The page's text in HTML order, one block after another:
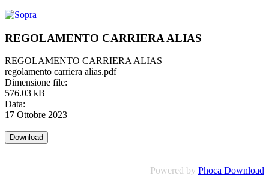
REGOLAMENTO CARRIERA ALIAS
REGOLAMENTO CARRIERA ALIAS
regolamento carriera alias.pdf
Dimensione file:
576.03 kB
Data:
17 Ottobre 2023
Powered by Phoca Download